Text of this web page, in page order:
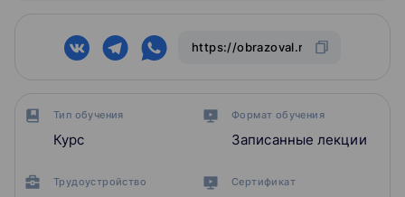
Тип обучения
Курс
Формат обучения
Записанные лекции
Трудоустройство Сертификат